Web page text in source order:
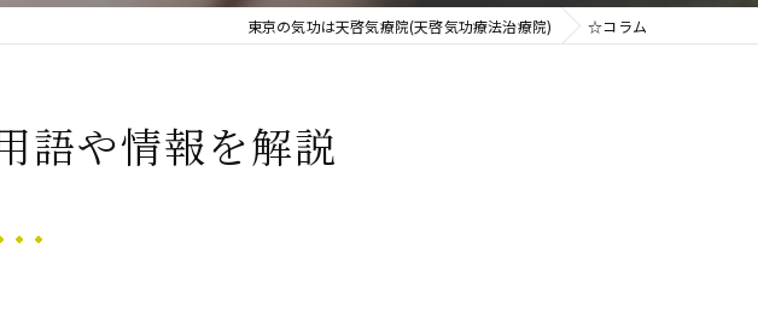
東京の気功は天啓気療院(天啓気功療法治療院) ☆コラム
語や情報を解説